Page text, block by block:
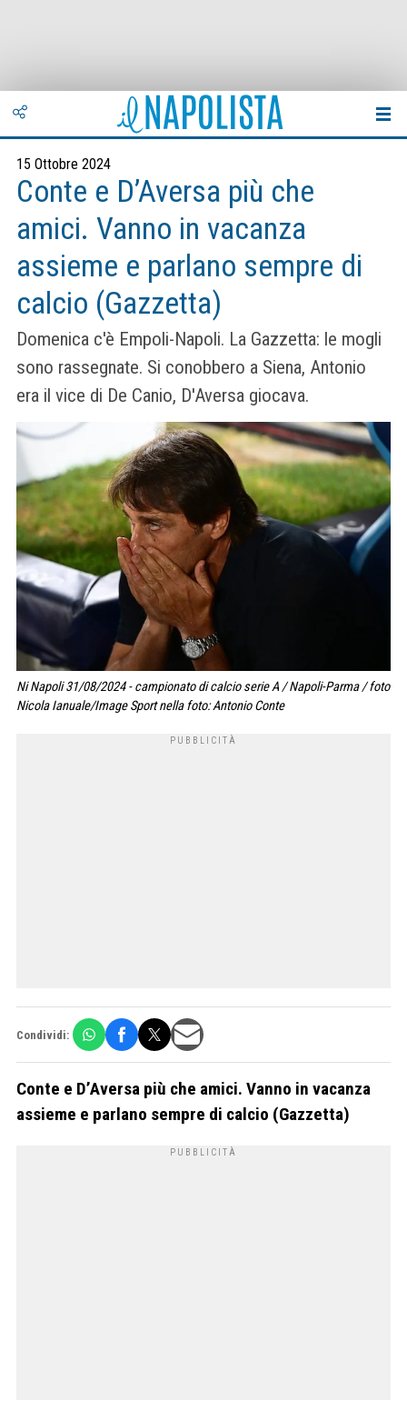
15 Ottobre 2024
Conte e D’Aversa più che
amici. Vanno in vacanza
assieme e parlano sempre di
calcio (Gazzetta)
Domenica c'è Empoli-Napoli. La Gazzetta: le mogli
sono rassegnate. Si conobbero a Siena, Antonio
era il vice di De Canio, D'Aversa giocava.
Ni Napoli 31/08/2024 - campionato di calcio serie A / Napoli-Parma / foto
Nicola Ianuale/Image Sport nella foto: Antonio Conte
Condividi:
Conte e D’Aversa più che amici. Vanno in vacanza
assieme e parlano sempre di calcio (Gazzetta)